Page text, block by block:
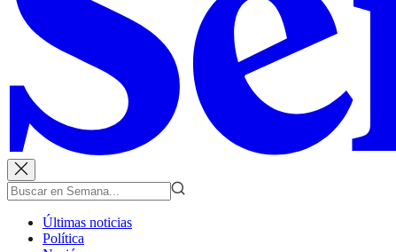
Últimas noticias
Política